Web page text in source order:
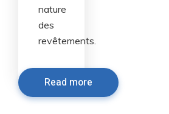
nature
des
revêtements.
Read more